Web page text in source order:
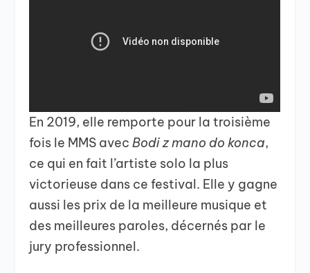
En 2019, elle remporte pour la troisième
fois le MMS avecBodi z mano do konca,
ce qui en fait l’artiste solo la plus
victorieuse dans ce festival. Elle y gagne
aussi les prix de la meilleure musique et
des meilleures paroles, décernés par le
jury professionnel.